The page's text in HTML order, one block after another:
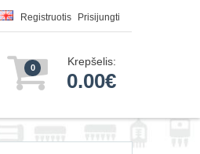
Registruotis Prisijungti
0 Krepšelis:
0.00€